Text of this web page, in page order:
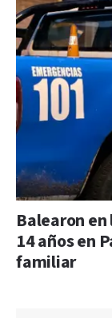
Balearon
14 años en
familiar